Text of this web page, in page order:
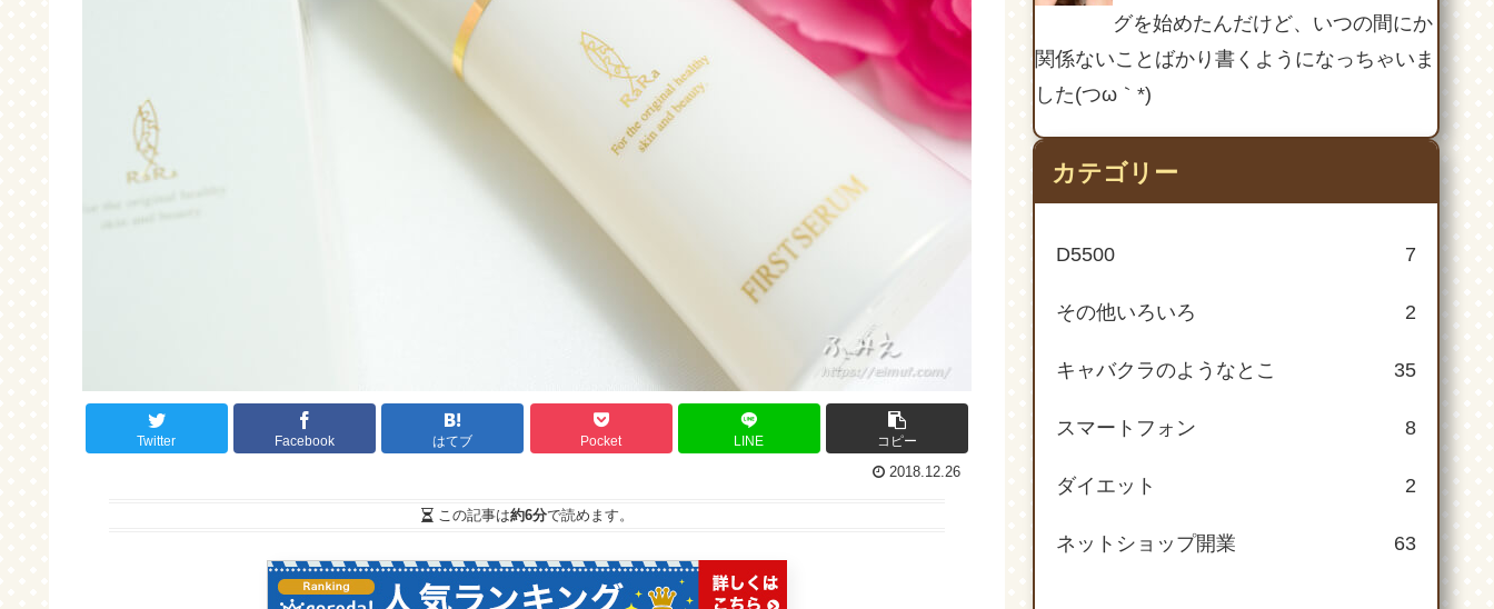
Twitter Facebook はてブ Pocket LINE コピー
2018.12.26
この記事は約6分で読めます。
グを始めたんだけど、いつの間にか
関係ないことばかり書くようになっちゃいま
した(つω｀*)
カテゴリー
D5500 7
その他いろいろ 2
キャバクラのようなとこ 35
スマートフォン 8
ダイエット 2
ネットショップ開業 63